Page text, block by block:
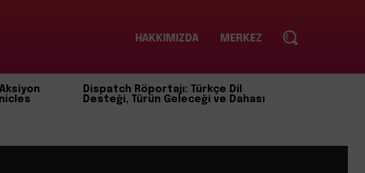
HAKKIMIZDA MERKEZ
Dispatch Röportajı: Türkçe Dil
Desteği, Türün Geleceği ve Dahası